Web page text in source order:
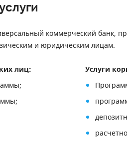
коммерческий банк,
и юридическим лицам.
лиц:
Услуги